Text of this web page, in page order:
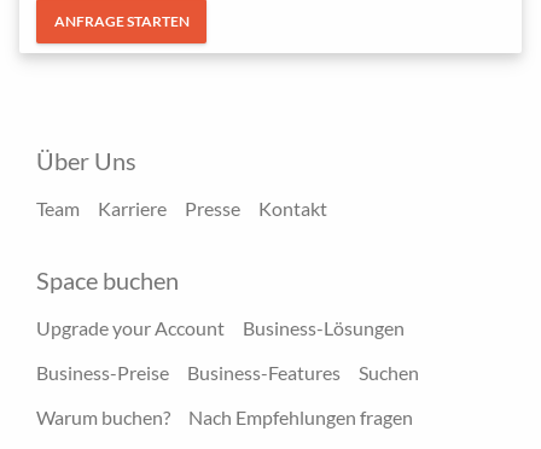
ANFRAGE STARTEN
Über Uns
Team Karriere Presse Kontakt
Space buchen
Upgrade your Account
Business-Lösungen
Business-Preise
Business-Features
Suchen
Warum buchen?
Nach Empfehlungen fragen